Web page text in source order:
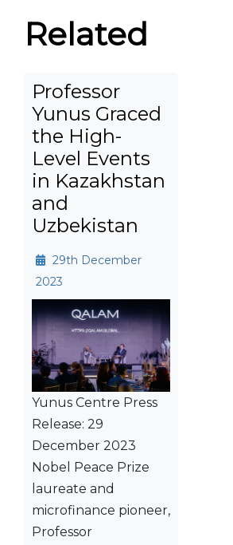
Related
Professor
Yunus Graced
the High-
Level Events
in Kazakhstan
and
Uzbekistan
29th December
2023
Yunus Centre Press
Release: 29
December 2023
Nobel Peace Prize
laureate and
microfinance pioneer,
Professor